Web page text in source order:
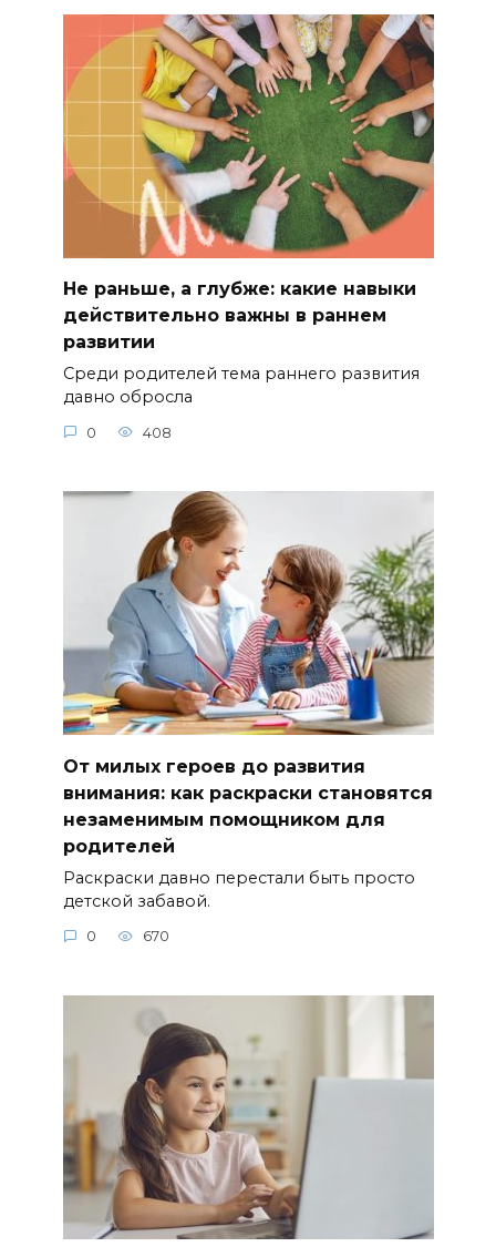
Не раньше, а глубже: какие навыки
действительно важны в раннем
развитии
Среди родителей тема раннего развития
давно обросла
0 408
От милых героев до развития
внимания: как раскраски становятся
незаменимым помощником для
родителей
Раскраски давно перестали быть просто
детской забавой.
0 670